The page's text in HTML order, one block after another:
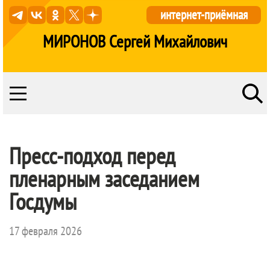
МИРОНОВ Сергей Михайлович
интернет-приёмная
Пресс-подход перед
пленарным заседанием
Госдумы
17 февраля 2026